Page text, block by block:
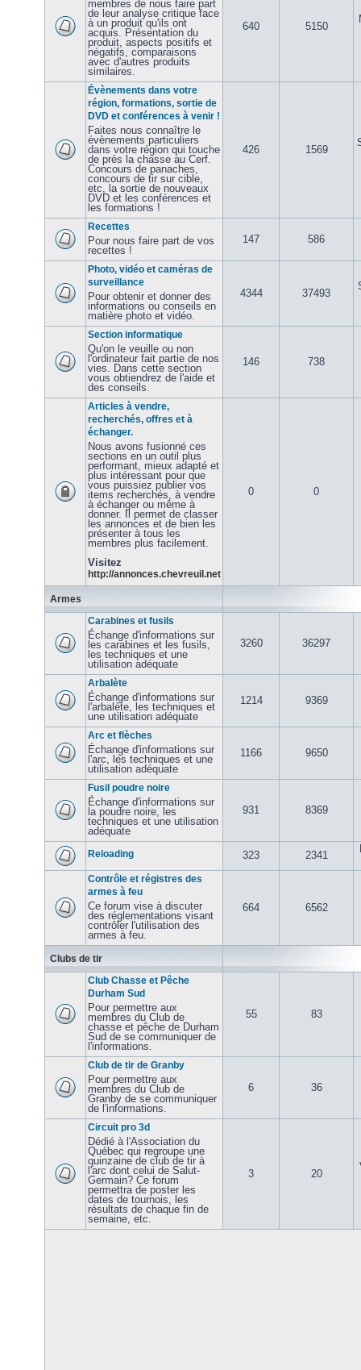
membres de nous faire part
de leur analyse critique face
à un produit qu'ils ont
acquis. Présentation du
produit, aspects positifs et
négatifs, comparaisons
avec d'autres produits
similaires.
640 5150
Évènements dans votre
région, formations, sortie de
DVD et conférences à venir !
Faites nous connaître le
évènements particuliers
dans votre région qui touche
de près la chasse au Cerf.
Concours de panaches,
concours de tir sur cible,
etc, la sortie de nouveaux
DVD et les conférences et
les formations !
426 1569
Recettes
Pour nous faire part de vos
recettes !
147 586
Photo, vidéo et caméras de
surveillance
Pour obtenir et donner des
informations ou conseils en
matière photo et vidéo.
4344 37493
Section informatique
Qu'on le veuille ou non
l'ordinateur fait partie de nos
vies. Dans cette section
vous obtiendrez de l'aide et
des conseils.
146 738
Articles à vendre,
recherchés, offres et à
échanger.
Nous avons fusionné ces
sections en un outil plus
performant, mieux adapté et
plus intéressant pour que
vous puissiez publier vos
items recherchés, à vendre
à échanger ou même à
donner. Il permet de classer
les annonces et de bien les
présenter à tous les
membres plus facilement.
Visitez
http://annonces.chevreuil.net
0 0
Armes
Carabines et fusils
Échange d'informations sur
les carabines et les fusils,
les techniques et une
utilisation adéquate
3260 36297
Arbalète
Échange d'informations sur
l'arbalète, les techniques et
une utilisation adéquate
1214 9369
Arc et flèches
Échange d'informations sur
l'arc, les techniques et une
utilisation adéquate
1166 9650
Fusil poudre noire
Échange d'informations sur
la poudre noire, les
techniques et une utilisation
adéquate
931 8369
Reloading 323 2341
Contrôle et régistres des
armes à feu
Ce forum vise à discuter
des réglementations visant
contrôler l'utilisation des
armes à feu.
664 6562
Clubs de tir
Club Chasse et Pêche
Durham Sud
Pour permettre aux
membres du Club de
chasse et pêche de Durham
Sud de se communiquer de
l'informations.
55 83
Club de tir de Granby
Pour permettre aux
membres du Club de
Granby de se communiquer
de l'informations.
6 36
Circuit pro 3d
Dédié à l'Association du
Québec qui regroupe une
quinzaine de club de tir à
l'arc dont celui de Salut-
Germain? Ce forum
permettra de poster les
dates de tournois, les
résultats de chaque fin de
semaine, etc.
3 20